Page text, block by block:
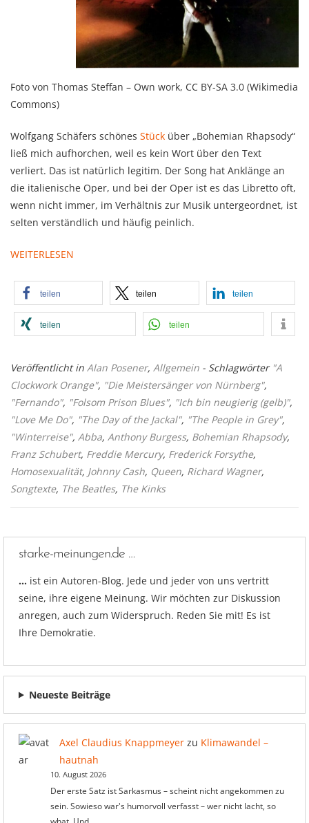
Foto von Thomas Steffan – Own work, CC BY-SA 3.0 (Wikimedia
Commons)
Wolfgang Schäfers schönes Stück über „Bohemian Rhapsody“
ließ mich aufhorchen, weil es kein Wort über den Text
verliert. Das ist natürlich legitim. Der Song hat Anklänge an
die italienische Oper, und bei der Oper ist es das Libretto oft,
wenn nicht immer, im Verhältnis zur Musik untergeordnet, ist
selten verständlich und häufig peinlich.
WEITERLESEN
teilen teilen teilen
teilen teilen
Veröffentlicht in Alan Posener, Allgemein - Schlagwörter "A
Clockwork Orange", "Die Meistersänger von Nürnberg",
"Fernando", "Folsom Prison Blues", "Ich bin neugierig (gelb)",
"Love Me Do", "The Day of the Jackal", "The People in Grey",
"Winterreise", Abba, Anthony Burgess, Bohemian Rhapsody,
Franz Schubert, Freddie Mercury, Frederick Forsythe,
Homosexualität, Johnny Cash, Queen, Richard Wagner,
Songtexte, The Beatles, The Kinks
starke-meinungen.de …
… ist ein Autoren-Blog. Jede und jeder von uns vertritt
seine, ihre eigene Meinung. Wir möchten zur Diskussion
anregen, auch zum Widerspruch. Reden Sie mit! Es ist
Ihre Demokratie.
Neueste Beiträge
Axel Claudius Knappmeyerzu Klimawandel –
hautnah
10. August 2026
Der erste Satz ist Sarkasmus – scheint nicht angekommen zu
sein. Sowieso war's humorvoll verfasst – wer nicht lacht, so